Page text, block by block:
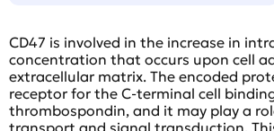
CD47 is involved in the increase in
concentration that occurs upon cell
extracellular matrix. The encoded
receptor for the C-terminal cell
thrombospondin, and it may play a